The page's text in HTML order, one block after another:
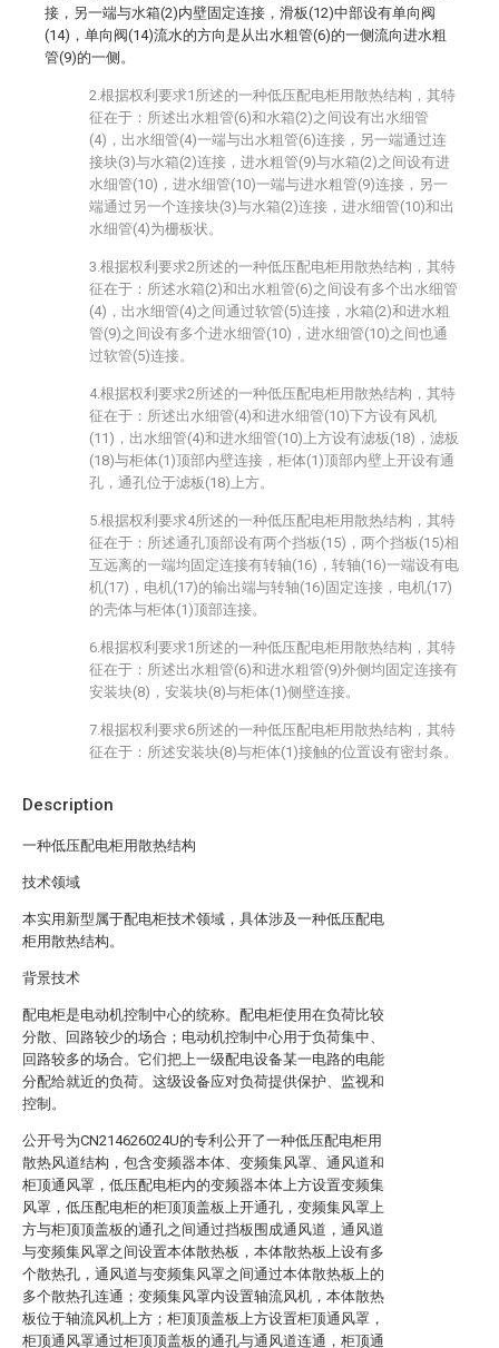
Description
一种低压配电柜用散热结构
技术领域
本实用新型属于配电柜技术领域，具体涉及一种低压配电
柜用散热结构。
背景技术
配电柜是电动机控制中心的统称。配电柜使用在负荷比较
分散、回路较少的场合；电动机控制中心用于负荷集中、
回路较多的场合。它们把上一级配电设备某一电路的电能
分配给就近的负荷。这级设备应对负荷提供保护、监视和
控制。
公开号为CN214626024U的专利公开了一种低压配电柜用
散热风道结构，包含变频器本体、变频集风罩、通风道和
柜顶通风罩，低压配电柜内的变频器本体上方设置变频集
风罩，低压配电柜的柜顶顶盖板上开通孔，变频集风罩上
方与柜顶顶盖板的通孔之间通过挡板围成通风道，通风道
与变频集风罩之间设置本体散热板，本体散热板上设有多
个散热孔，通风道与变频集风罩之间通过本体散热板上的
多个散热孔连通；变频集风罩内设置轴流风机，本体散热
板位于轴流风机上方；柜顶顶盖板上方设置柜顶通风罩，
柜顶通风罩通过柜顶顶盖板的通孔与通风道连通，柜顶通
接，另一端与水箱(2)内壁固定连接，滑板(12)中部设有单向阀
(14)，单向阀(14)流水的方向是从出水粗管(6)的一侧流向进水粗
管(9)的一侧。
2.根据权利要求1所述的一种低压配电柜用散热结构，其特
征在于：所述出水粗管(6)和水箱(2)之间设有出水细管
(4)，出水细管(4)一端与出水粗管(6)连接，另一端通过连
接块(3)与水箱(2)连接，进水粗管(9)与水箱(2)之间设有进
水细管(10)，进水细管(10)一端与进水粗管(9)连接，另一
端通过另一个连接块(3)与水箱(2)连接，进水细管(10)和出
水细管(4)为栅板状。
3.根据权利要求2所述的一种低压配电柜用散热结构，其特
征在于：所述水箱(2)和出水粗管(6)之间设有多个出水细管
(4)，出水细管(4)之间通过软管(5)连接，水箱(2)和进水粗
管(9)之间设有多个进水细管(10)，进水细管(10)之间也通
过软管(5)连接。
4.根据权利要求2所述的一种低压配电柜用散热结构，其特
征在于：所述出水细管(4)和进水细管(10)下方设有风机
(11)，出水细管(4)和进水细管(10)上方设有滤板(18)，滤板
(18)与柜体(1)顶部内壁连接，柜体(1)顶部内壁上开设有通
孔，通孔位于滤板(18)上方。
5.根据权利要求4所述的一种低压配电柜用散热结构，其特
征在于：所述通孔顶部设有两个挡板(15)，两个挡板(15)相
互远离的一端均固定连接有转轴(16)，转轴(16)一端设有电
机(17)，电机(17)的输出端与转轴(16)固定连接，电机(17)
的壳体与柜体(1)顶部连接。
6.根据权利要求1所述的一种低压配电柜用散热结构，其特
征在于：所述出水粗管(6)和进水粗管(9)外侧均固定连接有
安装块(8)，安装块(8)与柜体(1)侧壁连接。
7.根据权利要求6所述的一种低压配电柜用散热结构，其特
征在于：所述安装块(8)与柜体(1)接触的位置设有密封条。